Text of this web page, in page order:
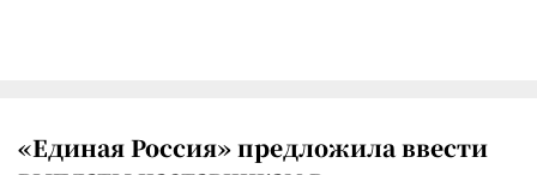
«Единая Россия» предложила ввести